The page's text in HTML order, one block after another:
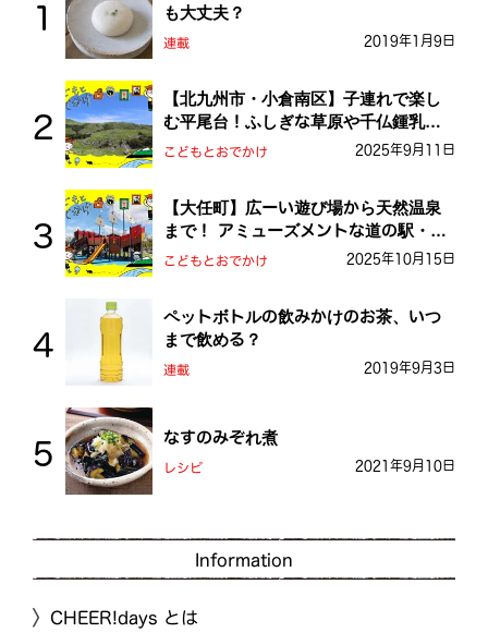
も大丈夫？
連載 2019年1月9日
【北九州市・小倉南区】子連れで楽し
む平尾台！ふしぎな草原や千仏鍾乳洞
を探検しよう！
こどもとおでかけ 2025年9月11日
【大任町】広ーい遊び場から天然温泉
まで！ アミューズメントな道の駅・お
おとう桜街道
こどもとおでかけ 2025年10月15日
ペットボトルの飲みかけのお茶、いつ
まで飲める？
連載 2019年9月3日
なすのみぞれ煮
レシピ 2021年9月10日
Information
CHEER!days とは